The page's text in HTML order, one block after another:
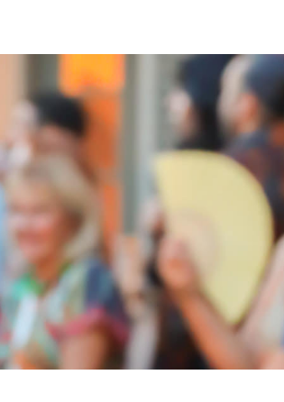
des secteurs social,
et judiciaire
de handicap
[cours d’oralité]
haute ·
cours [8-14 ans]
PÉDAGOGIQUES
à... [8
édition]
itinérants